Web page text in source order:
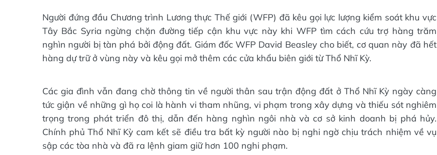
Người đứng đầu Chương trình Lương thực Thế giới (WFP) đã kêu gọi lực lượng kiểm soát khu vực
Tây Bắc Syria ngừng chặn đường tiếp cận khu vực này khi WFP tìm cách cứu trợ hàng trăm
nghìn người bị tàn phá bởi động đất. Giám đốc WFP David Beasley cho biết, cơ quan này đã hết
hàng dự trữ ở vùng này và kêu gọi mở thêm các cửa khẩu biên giới từ Thổ Nhĩ Kỳ.
Các gia đình vẫn đang chờ thông tin về người thân sau trận động đất ở Thổ Nhĩ Kỳ ngày càng
tức giận về những gì họ coi là hành vi tham nhũng, vi phạm trong xây dựng và thiếu sót nghiêm
trọng trong phát triển đô thị, dẫn đến hàng nghìn ngôi nhà và cơ sở kinh doanh bị phá hủy.
Chính phủ Thổ Nhĩ Kỳ cam kết sẽ điều tra bất kỳ người nào bị nghi ngờ chịu trách nhiệm về vụ
sập các tòa nhà và đã ra lệnh giam giữ hơn 100 nghi phạm.